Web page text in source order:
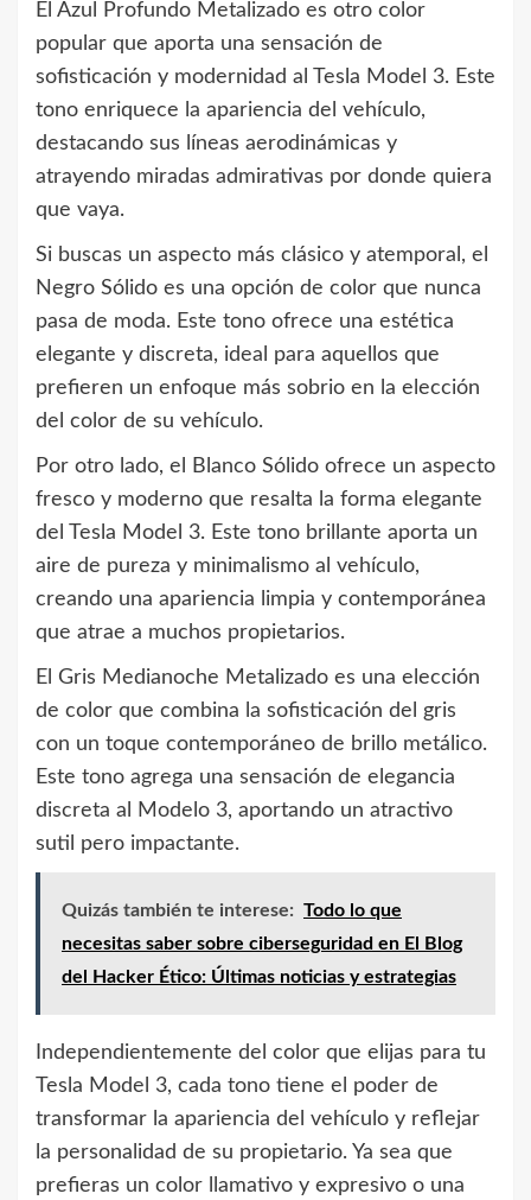
El Azul Profundo Metalizado es otro color
popular que aporta una sensación de
sofisticación y modernidad al Tesla Model 3. Este
tono enriquece la apariencia del vehículo,
destacando sus líneas aerodinámicas y
atrayendo miradas admirativas por donde quiera
que vaya.
Si buscas un aspecto más clásico y atemporal, el
Negro Sólido es una opción de color que nunca
pasa de moda. Este tono ofrece una estética
elegante y discreta, ideal para aquellos que
prefieren un enfoque más sobrio en la elección
del color de su vehículo.
Por otro lado, el Blanco Sólido ofrece un aspecto
fresco y moderno que resalta la forma elegante
del Tesla Model 3. Este tono brillante aporta un
aire de pureza y minimalismo al vehículo,
creando una apariencia limpia y contemporánea
que atrae a muchos propietarios.
El Gris Medianoche Metalizado es una elección
de color que combina la sofisticación del gris
con un toque contemporáneo de brillo metálico.
Este tono agrega una sensación de elegancia
discreta al Modelo 3, aportando un atractivo
sutil pero impactante.
Quizás también te interese: Todo lo que
necesitas saber sobre ciberseguridad en El Blog
del Hacker Ético: Últimas noticias y estrategias
Independientemente del color que elijas para tu
Tesla Model 3, cada tono tiene el poder de
transformar la apariencia del vehículo y reflejar
la personalidad de su propietario. Ya sea que
prefieras un color llamativo y expresivo o una